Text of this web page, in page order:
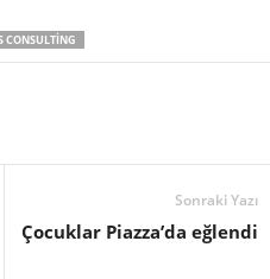
CONSULTING
Sonraki Yazı
Çocuklar Piazza’da eğlendi